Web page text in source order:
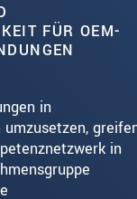
FÜR OEM-
in
in